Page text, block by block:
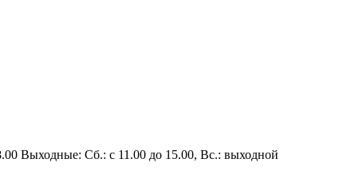
Выходные: Сб.: с 11.00 до 15.00, Вс.: выходной